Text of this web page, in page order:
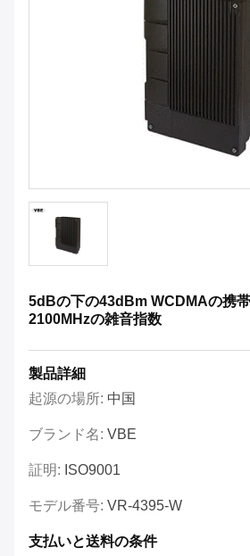
5dBの下の43dBm WCDMAの携
2100MHzの雑音指数
製品詳細
起源の場所: 中国
ブランド名: VBE
証明: ISO9001
モデル番号: VR-4395-W
支払いと送料の条件